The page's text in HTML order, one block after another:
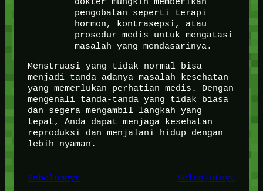
pengobatan seperti terapi
hormon, kontrasepsi, atau
prosedur medis untuk mengatasi
masalah yang mendasarinya.
Menstruasi yang tidak normal bisa
menjadi tanda adanya masalah kesehatan
yang memerlukan perhatian medis. Dengan
mengenali tanda-tanda yang tidak biasa
dan segera mengambil langkah yang
tepat, Anda dapat menjaga kesehatan
reproduksi dan menjalani hidup dengan
lebih nyaman.
Sebelumnya Selanjutnya